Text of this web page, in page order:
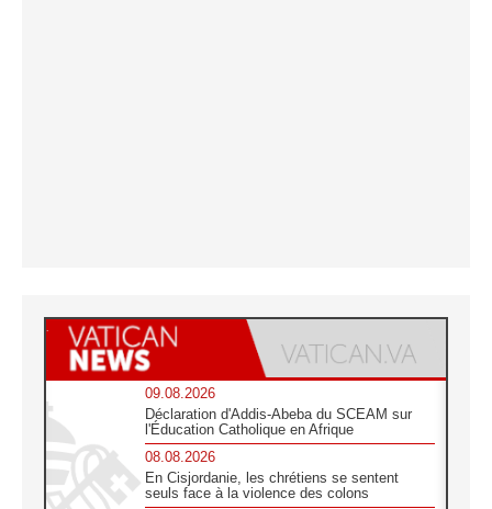
09.08.2026
Déclaration d'Addis-Abeba du SCEAM sur
l'Éducation Catholique en Afrique
08.08.2026
En Cisjordanie, les chrétiens se sentent
seuls face à la violence des colons